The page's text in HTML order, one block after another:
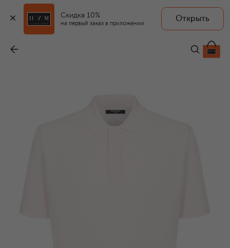
Скидка 10%
на первый заказ в приложении
Открыть
54 550 ₽